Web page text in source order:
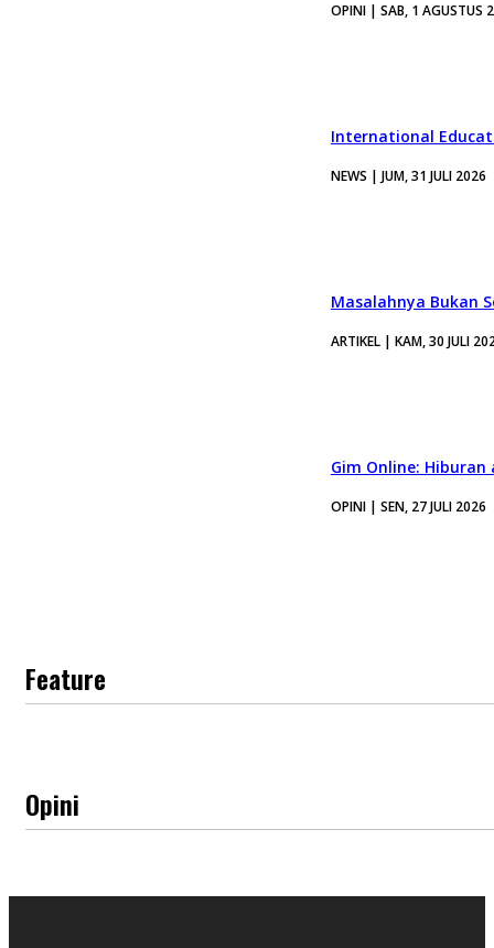
OPINI | SAB, 1 AGUSTUS
International
NEWS | JUM, 31 JULI 2026
Masalahnya Bukan
ARTIKEL | KAM, 30 JULI
Gim Online:
OPINI | SEN, 27 JULI 2026
Feature
Opini